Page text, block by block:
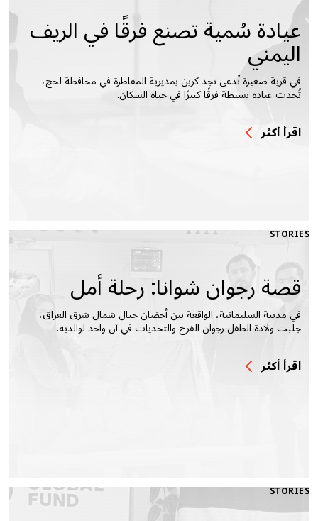
عيادة سُمية تصنع فرقًا في الريف
اليمني
في قرية صغيرة تُدعى نجد كربن بمديرية المقاطرة في محافظة لحج،
تُحدث عيادة بسيطة فرقًا كبيرًا في حياة السكان.
اقرأ أكثر
STORIES
قصة رجوان شوانا: رحلة أمل
في مدينة السليمانية، الواقعة بين أحضان جبال شمال شرق العراق،
جلبت ولادة الطفل رجوان الفرح والتحديات في آن واحد لوالديه.
اقرأ أكثر
STORIES